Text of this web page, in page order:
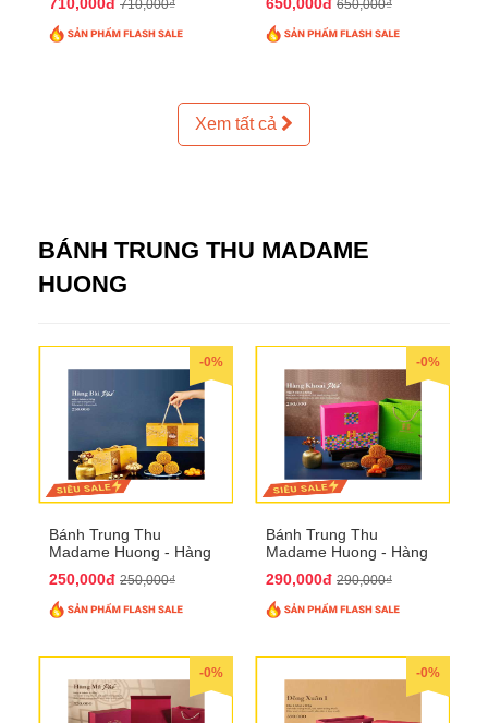
710,000₫ 650,000₫
Xem tất cả
BÁNH TRUNG THU MADAME
HUONG
-0%
Bánh Trung Thu
Madame Huong - Hàng
250,000đ 250,000₫
-0%
Bánh Trung Thu
Madame Huong - Hàng
290,000đ 290,000₫
-0% -0%